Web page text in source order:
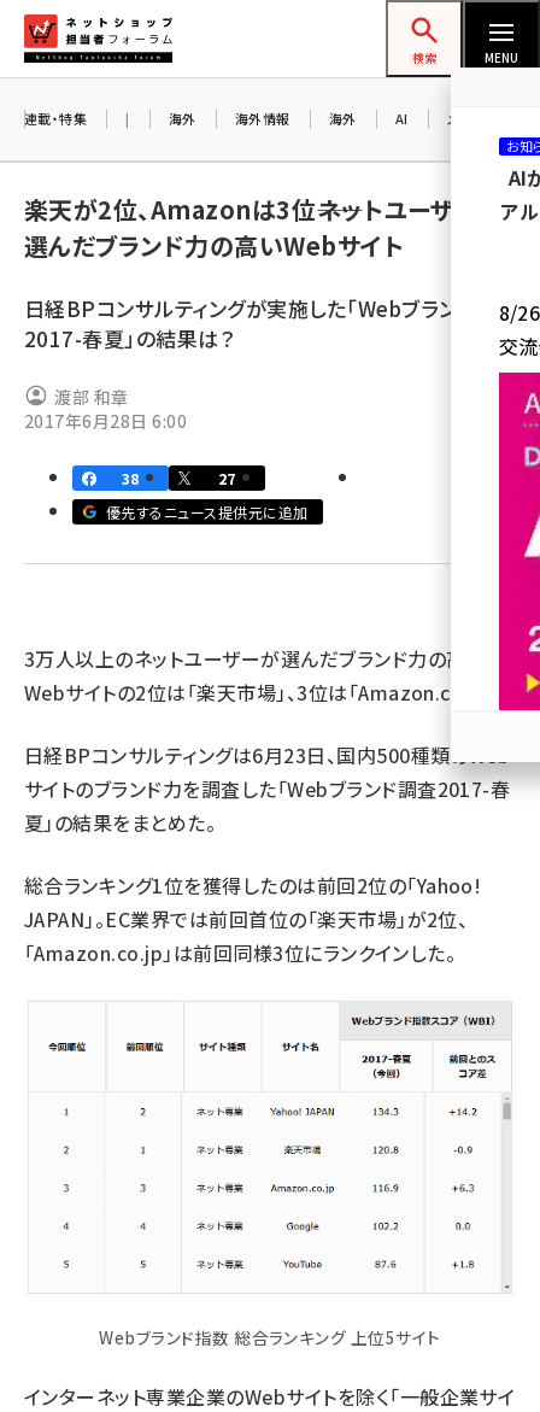
ン
ネットショップ担当者フォーラム
検索 MENU
yahoo (1894)
ecbeing (1203)
base (1068)
連載・特集 | 海外 海外情報 海外 AI メタバース
楽天が2位、Amazonは3位――ネットユーザーが
選んだブランド力の高いWebサイト
日経BPコンサルティングが実施した「Webブランド調査
2017-春夏」の結果は？
渡部 和章
2017年6月28日 6:00
38
27
優先するニュース提供元に追加
3万人以上のネットユーザーが選んだブランド力の高い
Webサイトの2位は「楽天市場」、3位は「Amazon.co.jp」――。
日経BPコンサルティングは6月23日、国内500種類のWeb
サイトのブランド力を調査した「Webブランド調査2017-春
夏」の結果をまとめた。
総合ランキング1位を獲得したのは前回2位の「Yahoo!
JAPAN」。EC業界では前回首位の「楽天市場」が2位、
「Amazon.co.jp」は前回同様3位にランクインした。
Webブランド指数 総合ランキング 上位5サイト
インターネット専業企業のWebサイトを除く「一般企業サイ
お知
AI
ア
8/26
交
参